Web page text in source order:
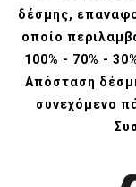
δέσμης,
οποίο
100% - 70% -
Απόσταση
συνεχόμενο